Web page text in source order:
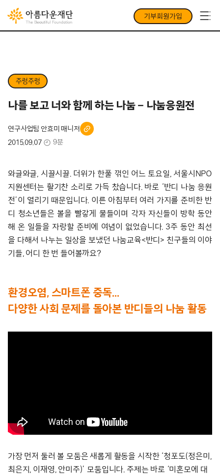
기부회원가입
주렁주렁
나를 보고 너와 함께 하는 나눔 – 나눔응원전
연구사업팀 안효미 매니저
2015.09.07
9분
와글와글, 시끌시끌. 더위가 한풀 꺾인 어느 토요일, 서울시NPO
지원센터는 활기찬 소리로 가득 찼습니다. 바로 ‘반디 나눔 응원
전’이 열리기 때문입니다. 이른 아침부터 여러 가지를 준비한 반
디 청소년들은 볼을 빨갛게 물들이며 각자 자신들이 방학 동안
해 온 일들을 자랑할 준비에 여념이 없었습니다. 3주 동안 최선
을 다해서 나누는 일상을 보냈던 나눔교육<반디> 친구들의 이야
기들, 어디 한 번 들어볼까요?
환경오염, 스마트폰 중독…
다양한 사회 문제를 돌아본 반디들의 나눔 활동
가장 먼저 둘러 볼 모둠은 새롭게 활동을 시작한 ‘청포도(정은미,
최은지, 이재영, 안미주)’ 모둠입니다. 주제는 바로 ‘미혼모에 대